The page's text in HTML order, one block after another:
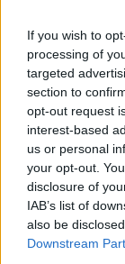
If you wish to
processing of
targeted
section to
opt-out request
interest-based
us or personal
your opt-out.
disclosure of
IAB’s list of
also be
Downstream
ΠΟΝΤΟΣ
Γιάννης-
δικαστική
συνάντησης
3/08/2026 -